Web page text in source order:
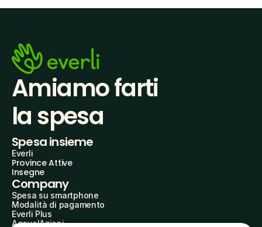
Amiamo farti
la spesa
Spesa insieme
Everli
Province Attive
Insegne
Company
Spesa su smartphone
Modalità di pagamento
Everli Plus
AgevolAzioni